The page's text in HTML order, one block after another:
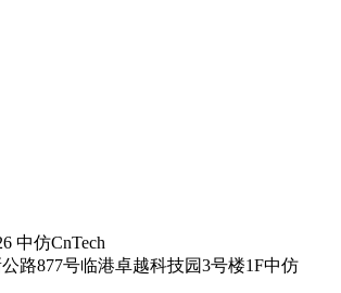
中仿CnTech
公路877号临港卓越科技园3号楼1F中仿